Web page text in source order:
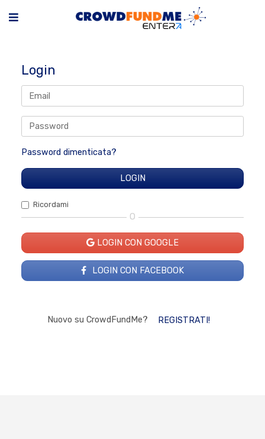
Login
Password dimenticata?
Ricordami
O
LOGIN CON GOOGLE
LOGIN CON FACEBOOK
Nuovo su CrowdFundMe? REGISTRATI!